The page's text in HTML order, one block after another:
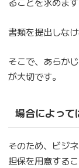
書類を提出しな
そこで、あらか
が大切です。
場合によって
そのため、ビジ
担保を用意する